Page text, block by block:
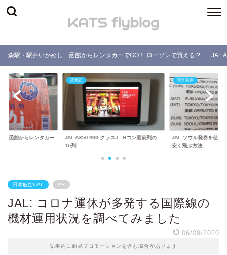
森駅・駅弁いかめし 函館からレンタカーでGO！ ローソンで買える!? JAL
函館からレンタカー
搭乗記
JAL A350-900 クラスJ Bコン最前列の
16列...
海外発券
JAL ソウル発券を使っ
安く飛ぶ方法
日本航空/JAL PR
JAL: コロナ運休が多発する国際線の
機材運用状況を調べてみました
06/09/2020
記事内に商品プロモーションを含む場合があります